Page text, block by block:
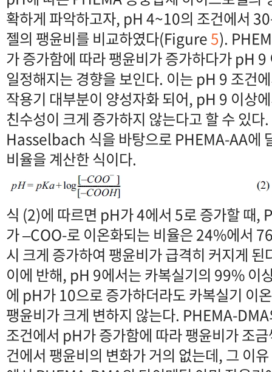
확하게 파악하고자, pH 4~10의 조건에서
젤의 팽윤비를 비교하였다(Figure5).
가 증가함에 따라 팽윤비가 증가하다가 pH
일정해지는 경향을 보인다. 이는 pH 9 조건
작용기 대부분이 양성자화 되어, pH 9 이상
친수성이 크게 증가하지 않는다고 할 수 있
Hasselbach 식을 바탕으로 PHEMA-AA에
비율을 계산한 식이다.
식 (2)에 따르면 pH가 4에서 5로 증가할 때,
가 –COO-로 이온화되는 비율은 24%에서
시 크게 증가하여 팽윤비가 급격히 커지게 된
이에 반해, pH 9에서는 카복실기의 99% 이
에 pH가 10으로 증가하더라도 카복실기 이
팽윤비가 크게 변하지 않는다. PHEMA-
조건에서 pH가 증가함에 따라 팽윤비가 조
건에서 팽윤비의 변화가 거의 없는데, 그 이